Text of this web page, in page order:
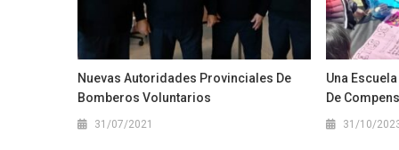
Nuevas Autoridades Provinciales De
Bomberos Voluntarios
31/07/2021
Una
De
31/10/